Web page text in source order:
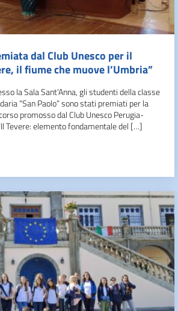
dal Club Unesco per il
il fiume che muove l’Umbria”
la Sala Sant’Anna, gli studenti della classe
“San Paolo” sono stati premiati per la
promosso dal Club Unesco Perugia-
Tevere: elemento fondamentale del […]